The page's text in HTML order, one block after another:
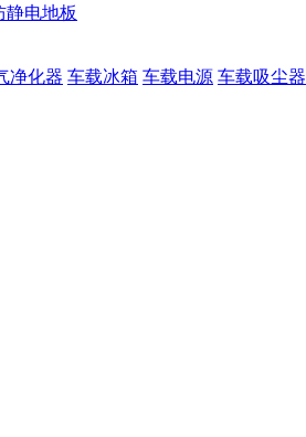
静电地板
净化器 车载冰箱 车载电源 车载吸尘器